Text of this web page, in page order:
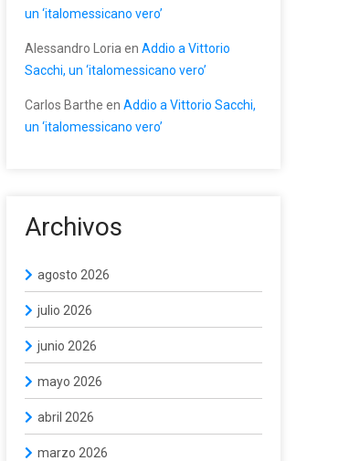
un ‘italomessicano vero’
Alessandro Loria en Addio a Vittorio
Sacchi, un ‘italomessicano vero’
Carlos Barthe en Addio a Vittorio Sacchi,
un ‘italomessicano vero’
Archivos
agosto 2026
julio 2026
junio 2026
mayo 2026
abril 2026
marzo 2026